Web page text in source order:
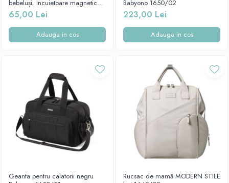
bebeluși. Încuietoare magnetică
pentru mobilă, 4 buc. Babyono
1577
65,00 Lei
Adauga in cos
Babyono 1650/02
223,00 Lei
Adauga in cos
Geanta pentru calatorii negru
Rucsac de mamă MODERN STILE